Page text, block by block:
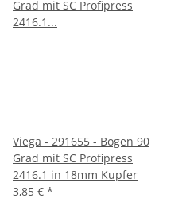
Viega - 291655 - Bogen 90
Grad mit SC Profipress
2416.1 in 18mm Kupfer
3,85 € *